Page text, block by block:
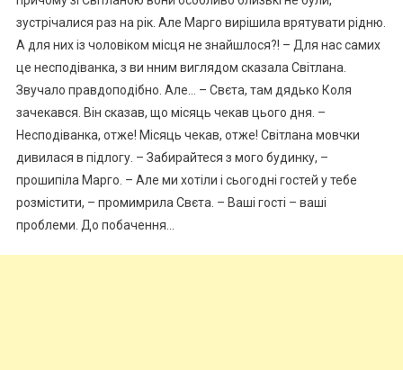
зустрічалися раз на рік. Але Марго вирішила врятувати рідню.
А для них із чоловіком місця не знайшлося?! – Для нас самих
це несподіванка, з ви нним виглядом сказала Світлана.
Звучало правдоподібно. Але… – Свєта, там дядько Коля
зачекався. Він сказав, що місяць чекав цього дня. –
Несподіванка, отже! Місяць чекав, отже! Світлана мовчки
дивилася в підлогу. – Забирайтеся з мого будинку, –
прошипіла Марго. – Але ми хотіли і сьогодні гостей у тебе
розмістити, – промимрила Свєта. – Ваші гості – ваші
проблеми. До побачення…